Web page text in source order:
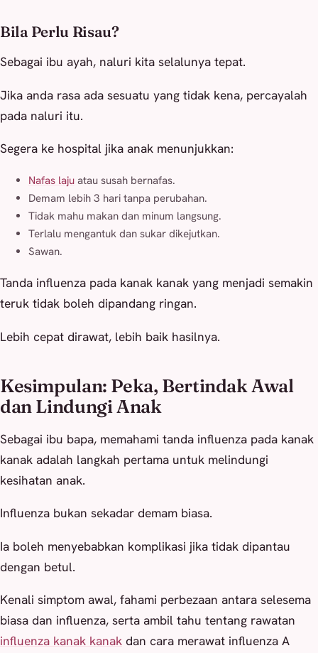
Bila Perlu Risau?
Sebagai ibu ayah, naluri kita selalunya tepat.
Jika anda rasa ada sesuatu yang tidak kena, percayalah
pada naluri itu.
Segera ke hospital jika anak menunjukkan:
Nafas laju atau susah bernafas.
Demam lebih 3 hari tanpa perubahan.
Tidak mahu makan dan minum langsung.
Terlalu mengantuk dan sukar dikejutkan.
Sawan.
Tanda influenza pada kanak kanak yang menjadi semakin
teruk tidak boleh dipandang ringan.
Lebih cepat dirawat, lebih baik hasilnya.
Kesimpulan: Peka, Bertindak Awal
dan Lindungi Anak
Sebagai ibu bapa, memahami tanda influenza pada kanak
kanak adalah langkah pertama untuk melindungi
kesihatan anak.
Influenza bukan sekadar demam biasa.
Ia boleh menyebabkan komplikasi jika tidak dipantau
dengan betul.
Kenali simptom awal, fahami perbezaan antara selesema
biasa dan influenza, serta ambil tahu tentang rawatan
influenza kanak kanak dan cara merawat influenza A